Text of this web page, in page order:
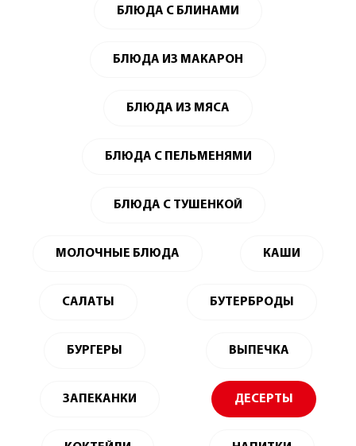
БЛЮДА С БЛИНАМИ
БЛЮДА ИЗ МАКАРОН
БЛЮДА ИЗ МЯСА
БЛЮДА С ПЕЛЬМЕНЯМИ
БЛЮДА С ТУШЕНКОЙ
МОЛОЧНЫЕ БЛЮДА КАШИ
САЛАТЫ БУТЕРБРОДЫ
БУРГЕРЫ ВЫПЕЧКА
ЗАПЕКАНКИ ДЕСЕРТЫ